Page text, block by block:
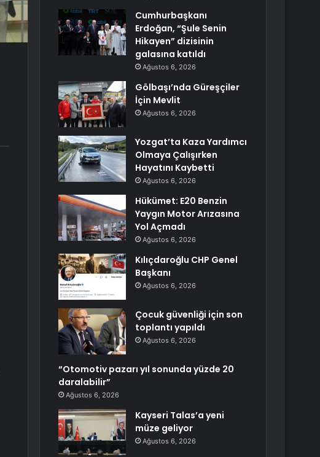
Cumhurbaşkanı
Erdoğan, “Şule Senin
Hikayen” dizisinin
galasına katıldı
Ağustos 6, 2026
Gölbaşı’nda Güreşçiler
İçin Mevlit
Ağustos 6, 2026
Yozgat’ta Kaza Yardımcı
Olmaya Çalışırken
Hayatını Kaybetti
Ağustos 6, 2026
Hükümet: E20 Benzin
Yaygın Motor Arızasına
Yol Açmadı
Ağustos 6, 2026
Kılıçdaroğlu CHP Genel
Başkanı
Ağustos 6, 2026
Çocuk güvenliği için son
toplantı yapıldı
Ağustos 6, 2026
“Otomotiv pazarı yıl sonunda yüzde 20
daralabilir”
Ağustos 6, 2026
Kayseri Talas’a yeni
müze geliyor
Ağustos 6, 2026